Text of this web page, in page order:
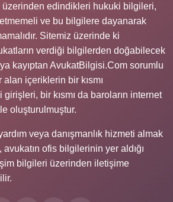
edindikleri hukuki bilgileri,
ve bu bilgilere dayanarak
Sitemiz üzerinde ki
verdiği bilgilerden doğabilecek
kayıptan AvukatBilgisi.Com sorumlu
içeriklerin bir kısmı
girişleri, bir kısmı da baroların internet
oluşturulmuştur.
veya danışmanlık hizmeti almak
ofis bilgilerinin yer aldığı
bilgileri üzerinden iletişime